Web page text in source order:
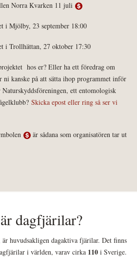
Norra Kvarken 11 juli
i Mjölby, 23 september 18:00
i Trollhättan, 27 oktober 17:30
hos er? Eller ha ett föredrag om
kanske på att sätta ihop programmet inför
ett entomologisk
Skicka epost eller ring så ser vi
är sådana som organisatören tar ut
dagfjärilar?
är huvudsakligen dagaktiva fjärilar. Det finns
i världen, varav cirka 110 i Sverige.